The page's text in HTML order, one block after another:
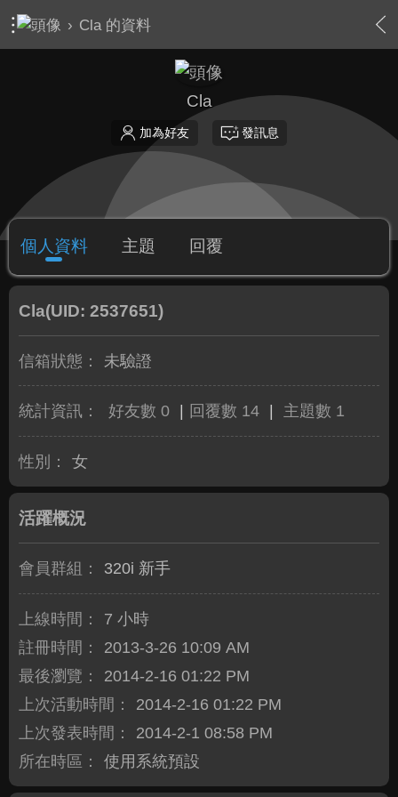
› Cla 的資料
Cla
加為好友 發訊息
個人資料 主題 回覆
Cla(UID: 2537651)
信箱狀態： 未驗證
統計資訊： 好友數 0 回覆數 14 主題數 1
性別： 女
活躍概況
會員群組： 320i 新手
上線時間：
7 小時
註冊時間：
2013-3-26 10:09 AM
最後瀏覽：
2014-2-16 01:22 PM
上次活動時間：
2014-2-16 01:22 PM
上次發表時間：
2014-2-1 08:58 PM
所在時區：
使用系統預設